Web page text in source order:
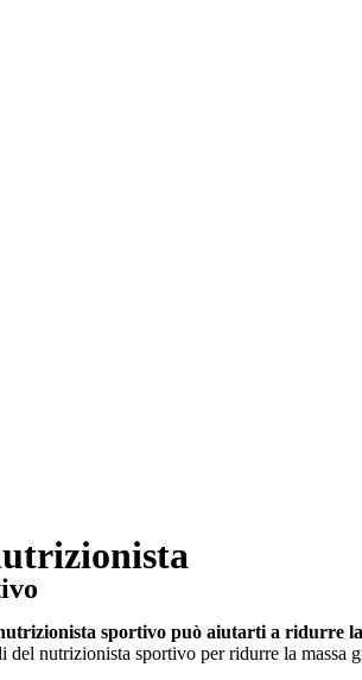
sportivo può aiutarti a ridurre la
nutrizionista sportivo per ridurre la massa